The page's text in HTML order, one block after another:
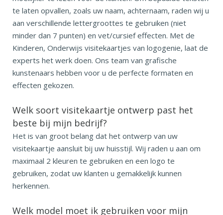
te laten opvallen, zoals uw naam, achternaam, raden wij u
aan verschillende lettergroottes te gebruiken (niet
minder dan 7 punten) en vet/cursief effecten. Met de
Kinderen, Onderwijs visitekaartjes van logogenie, laat de
experts het werk doen. Ons team van grafische
kunstenaars hebben voor u de perfecte formaten en
effecten gekozen.
Welk soort visitekaartje ontwerp past het
beste bij mijn bedrijf?
Het is van groot belang dat het ontwerp van uw
visitekaartje aansluit bij uw huisstijl. Wij raden u aan om
maximaal 2 kleuren te gebruiken en een logo te
gebruiken, zodat uw klanten u gemakkelijk kunnen
herkennen.
Welk model moet ik gebruiken voor mijn